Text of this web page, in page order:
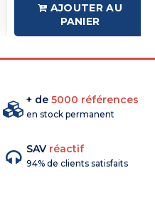
AJOUTER AU
PANIER
+ de 5000 références
en stock permanent
SAV réactif
94% de clients satisfaits